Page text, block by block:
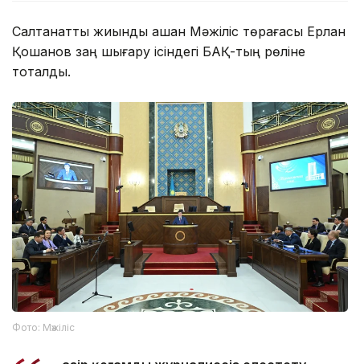
Салтанатты жиынды ашқан Мәжіліс төрағасы Ерлан
Қошанов заң шығару ісіндегі БАҚ-тың рөліне
тоқталды.
Фото: Мәжіліс